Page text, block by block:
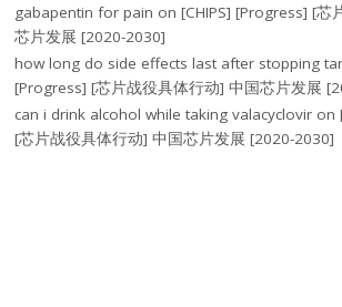
gabapentin for pain on[CHIPS] [Progress] [芯
芯片发展 [2020-2030]
how long do side effects last after stopping
[Progress] [芯片战役具体行动] 中国芯片发展
can i drink alcohol while taking valacyclovir on
[芯片战役具体行动] 中国芯片发展 [2020-2030]